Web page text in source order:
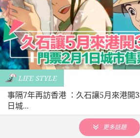
LIFE STYLE
事隔7年再訪香港 ：久石讓5月來港開
日城...
更多話題